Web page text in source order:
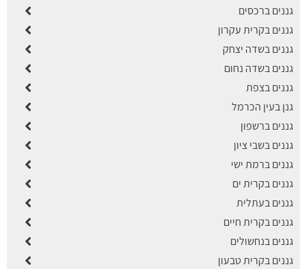
גננים ברכסים
גננים בקרית עקרון
גננים בשדה יצחק
גננים בשדה נחום
גננים בצפת
גנן בעין הכרמל
גננים ברשפון
גננים בשבי ציון
גננים ברמת ישי
גננים בקרית ים
גננים בעתלית
גננים בקרית חיים
גננים בנחשולים
גננים בקרית טבעון